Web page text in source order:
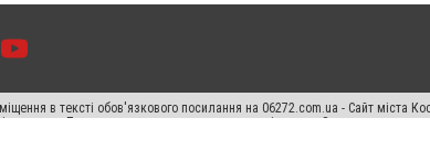
в тексті обов'язкового посилання на 06272.com.ua - Сайт міста
джерела. Порушення виняткових прав переслідується Законом.